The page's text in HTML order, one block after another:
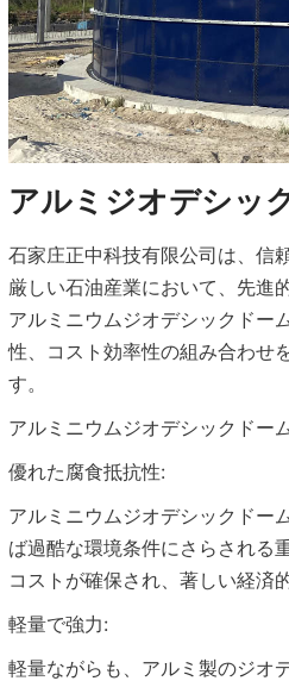
アルミジオデシッ
石家庄正中科技有限公司は、信
厳しい石油産業において、先進
アルミニウムジオデシックドー
性、コスト効率性の組み合わせ
す。
アルミニウムジオデシックドー
優れた腐食抵抗性:
アルミニウムジオデシックドー
ば過酷な環境条件にさらされる
コストが確保され、著しい経済
軽量で強力:
軽量ながらも、アルミ製のジオ